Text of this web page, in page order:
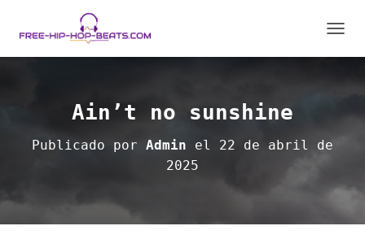
A
E
Ain’t no sunshine
Publicado por Admin el 22 de abril de
2025